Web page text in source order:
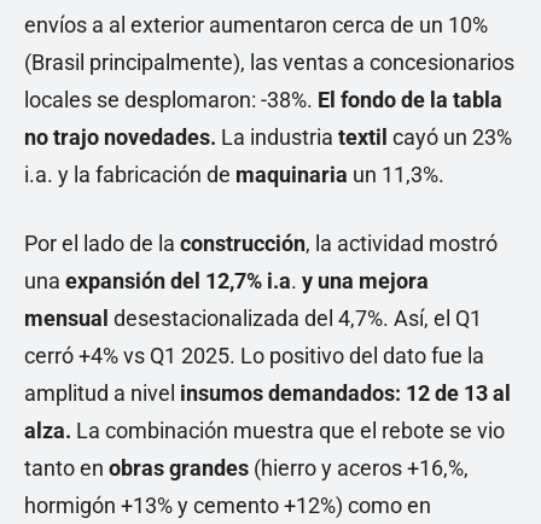
envíos a al exterior aumentaron cerca de un 10%
(Brasil principalmente), las ventas a concesionarios
locales se desplomaron: -38%. El fondo de la tabla
no trajo novedades. La industria textil cayó un 23%
i.a. y la fabricación de maquinaria un 11,3%.
Por el lado de la construcción, la actividad mostró
una expansión del 12,7% i.a. y una mejora
mensual desestacionalizada del 4,7%. Así, el Q1
cerró +4% vs Q1 2025. Lo positivo del dato fue la
amplitud a nivel insumos demandados: 12 de 13 al
alza. La combinación muestra que el rebote se vio
tanto en obras grandes (hierro y aceros +16,%,
hormigón +13% y cemento +12%) como en